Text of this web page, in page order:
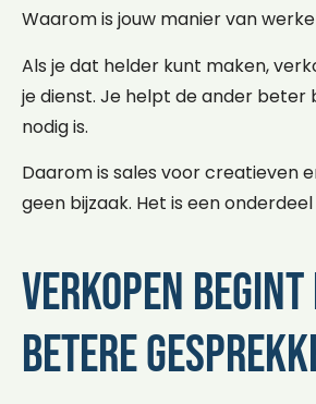
Waarom is jouw manier van
Als je dat helder kunt maken,
je dienst. Je helpt de ander beter
nodig is.
Daarom is sales voor creatieven
geen bijzaak. Het is een onderdeel
Verkopen
betere